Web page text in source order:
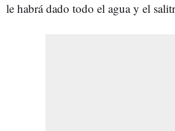
le habrá dado todo el agua y el